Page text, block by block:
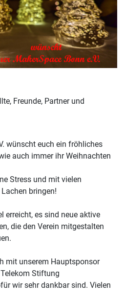
Freunde, Partner und
wünscht euch ein fröhliches
auch immer ihr Weihnachten
Stress und mit vielen
bringen!
erreicht, es sind neue aktive
die den Verein mitgestalten
mit unserem Hauptsponsor
Stiftung
wir sehr dankbar sind. Vielen